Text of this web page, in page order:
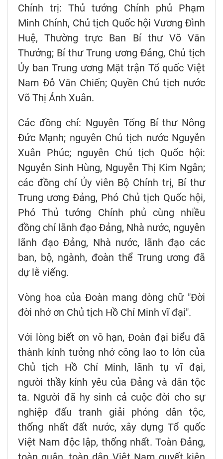
Chính trị: Thủ tướng Chính phủ Phạm
Minh Chính, Chủ tịch Quốc hội Vương Đình
Huệ, Thường trực Ban Bí thư Võ Văn
Thưởng; Bí thư Trung ương Đảng, Chủ tịch
Ủy ban Trung ương Mặt trận Tổ quốc Việt
Nam Đỗ Văn Chiến; Quyền Chủ tịch nước
Võ Thị Ánh Xuân.
Các đồng chí: Nguyên Tổng Bí thư Nông
Đức Mạnh; nguyên Chủ tịch nước Nguyễn
Xuân Phúc; nguyên Chủ tịch Quốc hội:
Nguyễn Sinh Hùng, Nguyễn Thị Kim Ngân;
các đồng chí Ủy viên Bộ Chính trị, Bí thư
Trung ương Đảng, Phó Chủ tịch Quốc hội,
Phó Thủ tướng Chính phủ cùng nhiều
đồng chí lãnh đạo Đảng, Nhà nước, nguyên
lãnh đạo Đảng, Nhà nước, lãnh đạo các
ban, bộ, ngành, đoàn thể Trung ương đã
dự lễ viếng.
Vòng hoa của Đoàn mang dòng chữ "Đời
đời nhớ ơn Chủ tịch Hồ Chí Minh vĩ đại".
Với lòng biết ơn vô hạn, Đoàn đại biểu đã
thành kính tưởng nhớ công lao to lớn của
Chủ tịch Hồ Chí Minh, lãnh tụ vĩ đại,
người thầy kính yêu của Đảng và dân tộc
ta. Người đã hy sinh cả cuộc đời cho sự
nghiệp đấu tranh giải phóng dân tộc,
thống nhất đất nước, xây dựng Tổ quốc
Việt Nam độc lập, thống nhất. Toàn Đảng,